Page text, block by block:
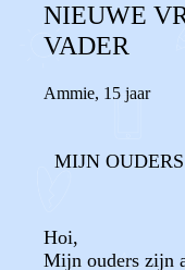
NIEUWE
VADER
Ammie, 15 jaar
MIJN OUDERS
Hoi,
Mijn ouders zijn